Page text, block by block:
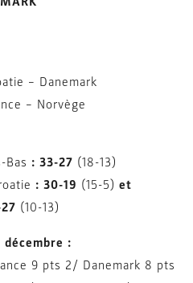
– Danemark
– Norvège
Bas : 33-27 (18-13)
: 30-19 (15-5) et
(10-13)
:
9 pts 2/ Danemark 8 pts